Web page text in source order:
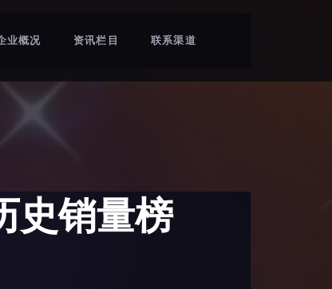
业概况 资讯栏目 联系渠道
史销量榜